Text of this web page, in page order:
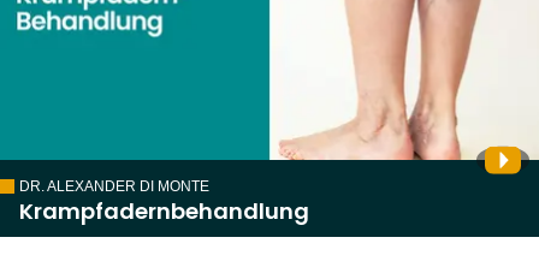
DR. ALEXANDER DI MONTE
Krampfadernbehandlung